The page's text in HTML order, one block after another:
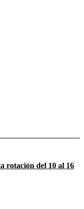
rotación del 10 al 16